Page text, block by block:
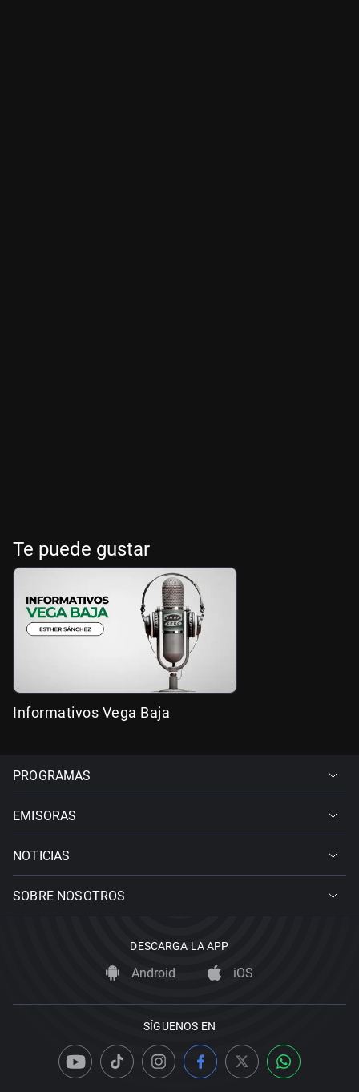
Te puede gustar
Informativos Vega Baja
PROGRAMAS
EMISORAS
NOTICIAS
SOBRE NOSOTROS
DESCARGA LA APP
Android iOS
SÍGUENOS EN